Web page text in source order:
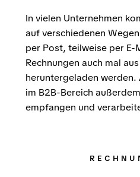
In vielen Unternehmen
auf verschiedenen
per Post, teilweise per E-
Rechnungen auch mal
heruntergeladen
im B2B-Bereich
empfangen und